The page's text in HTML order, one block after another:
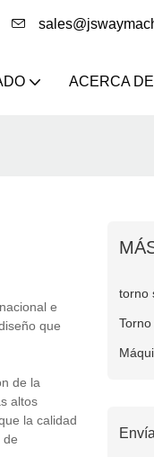
ACERCA
e
que
de la
altos
la calidad
de
torno